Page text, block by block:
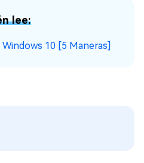
lee:
10 [5 Maneras]